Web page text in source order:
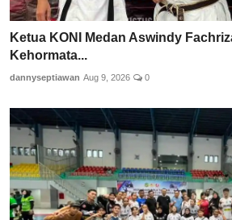
Ketua KONI Medan Aswindy
Kehormata...
dannyseptiawan Aug 9, 2026 0